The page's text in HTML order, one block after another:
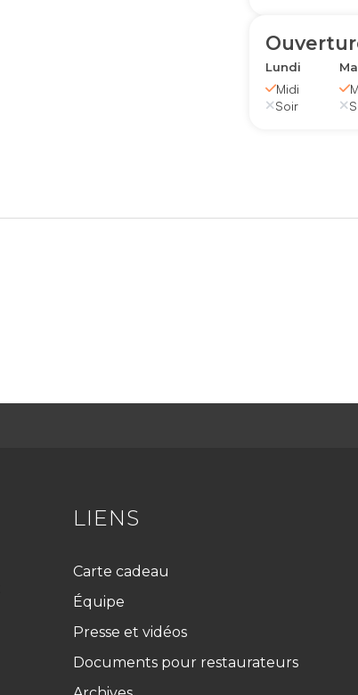
Lundi
Midi
Soir
LIENS
Carte cadeau
Équipe
Presse et vidéos
Documents pour restaurateurs